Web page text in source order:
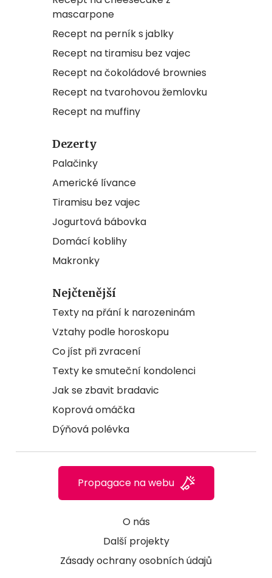
mascarpone
Recept na perník s jablky
Recept na tiramisu bez vajec
Recept na čokoládové brownies
Recept na tvarohovou žemlovku
Recept na muffiny
Dezerty
Palačinky
Americké lívance
Tiramisu bez vajec
Jogurtová bábovka
Domácí koblihy
Makronky
Nejčtenější
Texty na přání k narozeninám
Vztahy podle horoskopu
Co jíst při zvracení
Texty ke smuteční kondolenci
Jak se zbavit bradavic
Koprová omáčka
Dýňová polévka
O nás
Další projekty
Zásady ochrany osobních údajů
Propagace na webu